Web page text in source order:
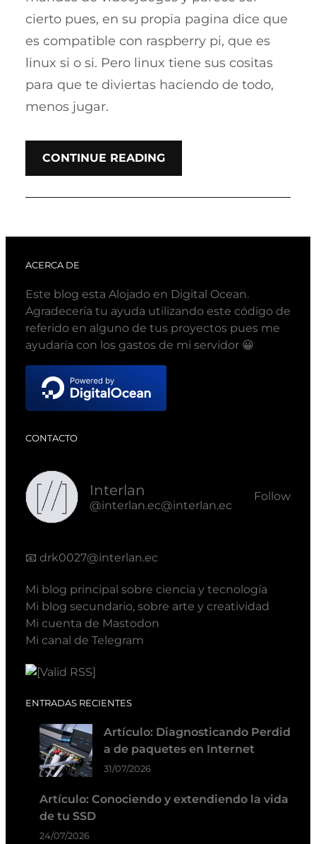
cierto pues, en su propia pagina dice que
es compatible con raspberry pi, que es
linux si o si. Pero linux tiene sus cositas
para que te diviertas haciendo de todo,
menos jugar.
CONTINUE READING
ACERCA DE
Este blog esta Alojado en Digital Ocean.
Agradecería tu ayuda utilizando este código de
referido en alguno de tus proyectos pues me
ayudaría con los gastos de mi servidor 😀
CONTACTO
Interlan
@interlan.ec@interlan.ec
Follow
📧 drk0027@interlan.ec
Mi blog principal sobre ciencia y tecnología
Mi blog secundario, sobre arte y creatividad
Mi cuenta de Mastodon
Mi canal de Telegram
ENTRADAS RECIENTES
Artículo: Diagnosticando Perdid
a de paquetes en Internet
31/07/2026
Artículo: Conociendo y extendiendo la vida
de tu SSD
24/07/2026